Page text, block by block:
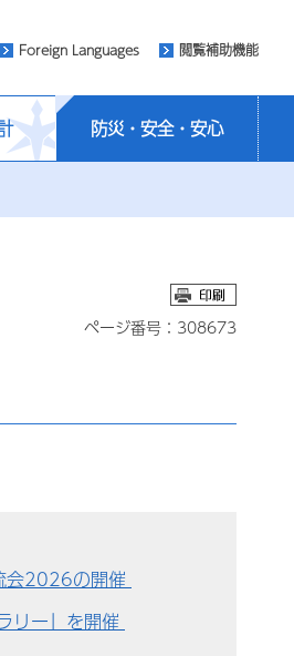
Foreign Languages 閲覧補助機能
防災・安全・安心
ページ番号：308673
会2026の開催
リー」を開催